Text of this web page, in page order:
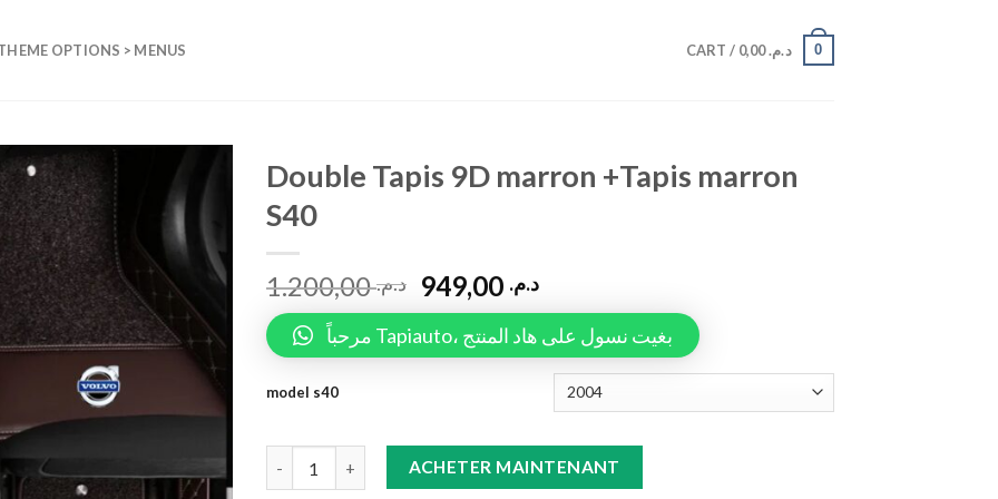
OPTIONS > MENUS CART / د.م.0,00 0
wishlist
Double Tapis 9D marron +Tapis marron
S40
د.م.1.200,00 د.م.
مرحباً Tapiauto، بغيت نسول على هاد المنتج
model s40
Double Tapis 9D marron +Tapis marron S40 quantity
ACHETER MAINTENANT